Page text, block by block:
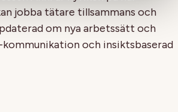
jobba tätare tillsammans och
om nya arbetssätt och
och insiktsbaserad